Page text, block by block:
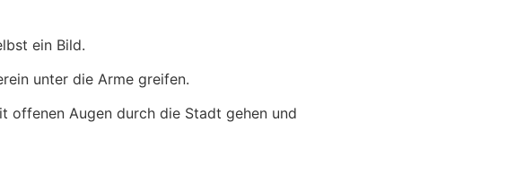
ein Bild.
unter die Arme greifen.
offenen Augen durch die Stadt gehen und